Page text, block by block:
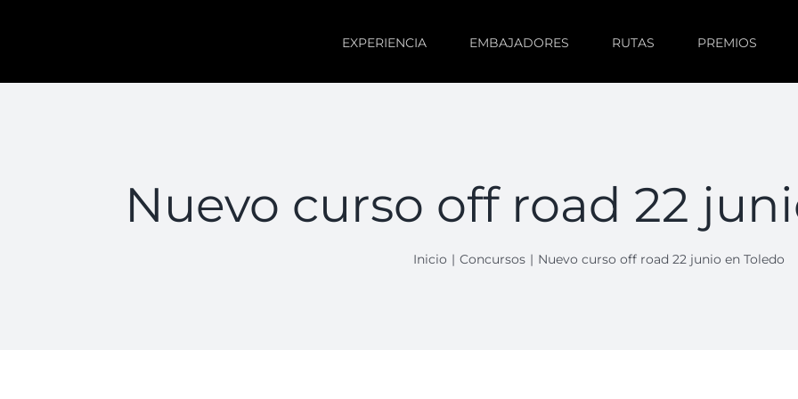
EXPERIENCIA EMBAJADORES RUTAS PREMIOS
Nuevo curso off road 22
Inicio Concursos Nuevo curso off road 22 junio en Toledo